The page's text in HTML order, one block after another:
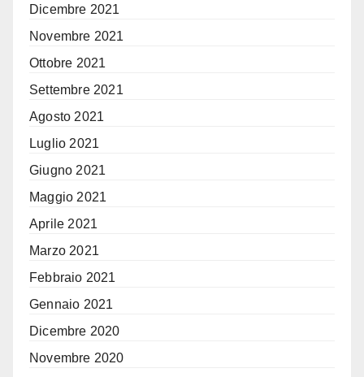
Dicembre 2021
Novembre 2021
Ottobre 2021
Settembre 2021
Agosto 2021
Luglio 2021
Giugno 2021
Maggio 2021
Aprile 2021
Marzo 2021
Febbraio 2021
Gennaio 2021
Dicembre 2020
Novembre 2020